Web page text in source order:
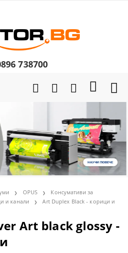
738700
OPUS
Консумативи за
и канали
Art Duplex Black - корици и
Art black glossy -